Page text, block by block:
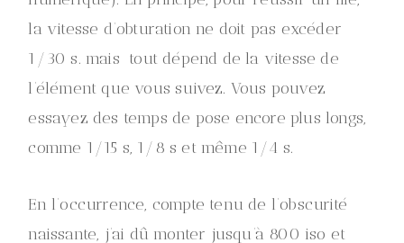
la vitesse d’obturation ne doit pas excéder
1/30 s. mais tout dépend de la vitesse de
l’élément que vous suivez. Vous pouvez
essayez des temps de pose encore plus longs,
comme 1/15 s, 1/8 s et même 1/4 s.
En l’occurrence, compte tenu de l’obscurité
naissante, j’ai dû monter jusqu’à 800 iso et